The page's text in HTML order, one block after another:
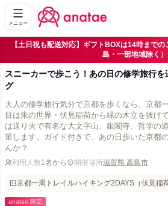
メニュー
【土日祝も配送対応】ギフトBOXは14時まで
島・一部地域除く）
スニーカーで歩こう！あの日の修学旅行
グ
大人の修学旅行気分で京都を歩くなら、京都
目は朱の世界・伏見稲荷から緑の木立を抜け
は送り火で有名な大文字山、銀閣寺、哲学の
策します。ガイド付きで、あの日歩いた京都
んか？
利用人数1名から 開催場所滋賀県 高島市
京都一周トレイルハイキング2DAYS（伏見稲
anatae 限定